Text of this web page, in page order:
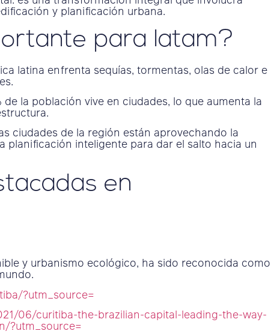
y planificación urbana.
para latam?
latina enfrenta sequías, tormentas, olas de calor e
la población vive en ciudades, lo que aumenta la
ciudades de la región están aprovechando la
planificación inteligente para dar el salto hacia un
en
y urbanismo ecológico, ha sido reconocida como
?utm_source=
06/curitiba-the-brazilian-capital-leading-the-way-
?utm_source=